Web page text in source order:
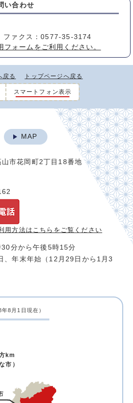
い合わせ
ァクス：0577-35-3174
フォームをご利用ください。
戻る トップページへ戻る
スマートフォン表示
MAP
市花岡町2丁目18番地
用方法は こちらをご覧ください
分から午後5時15分
、年末年始（12月29日から1月3
年8月1日現在）
km
市）